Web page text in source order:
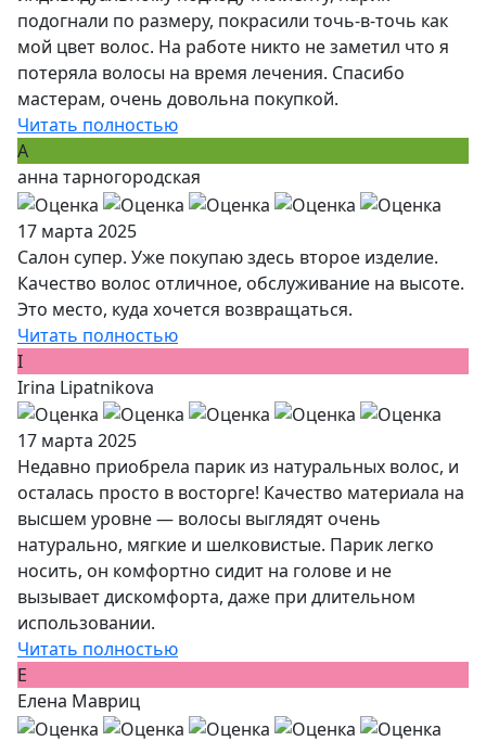
подогнали по размеру, покрасили точь-в-точь как
мой цвет волос. На работе никто не заметил что я
потеряла волосы на время лечения. Спасибо
мастерам, очень довольна покупкой.
Читать полностью
А
анна тарногородская
17 марта 2025
Салон супер. Уже покупаю здесь второе изделие.
Качество волос отличное, обслуживание на высоте.
Это место, куда хочется возвращаться.
Читать полностью
I
Irina Lipatnikova
17 марта 2025
Недавно приобрела парик из натуральных волос, и
осталась просто в восторге! Качество материала на
высшем уровне — волосы выглядят очень
натурально, мягкие и шелковистые. Парик легко
носить, он комфортно сидит на голове и не
вызывает дискомфорта, даже при длительном
использовании.
Читать полностью
Е
Елена Мавриц